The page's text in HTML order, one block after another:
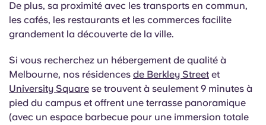
De plus, sa proximité avec les transports en commun,
les cafés, les restaurants et les commerces facilite
grandement la découverte de la ville.
Si vous recherchez un hébergement de qualité à
Melbourne, nos résidences de Berkley Street et
University Square se trouvent à seulement 9 minutes à
pied du campus et offrent une terrasse panoramique
(avec un espace barbecue pour une immersion totale